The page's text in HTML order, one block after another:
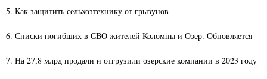
5. Как защитить сельхозтехнику от грызунов
6. Списки погибших в СВО жителей Коломны и Озер. Обновляется
7. На 27,8 млрд продали и отгрузили озерские компании в 2023 году